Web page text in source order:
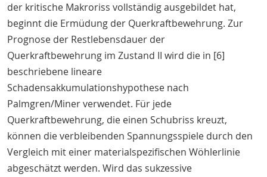
der kritische Makroriss vollständig ausgebildet hat,
beginnt die Ermüdung der Querkraftbewehrung. Zur
Prognose der Restlebensdauer der
Querkraftbewehrung im Zustand II wird die in [6]
beschriebene lineare
Schadensakkumulationshypothese nach
Palmgren/Miner verwendet. Für jede
Querkraftbewehrung, die einen Schubriss kreuzt,
können die verbleibenden Spannungsspiele durch den
Vergleich mit einer materialspezifischen Wöhlerlinie
abgeschätzt werden. Wird das sukzessive